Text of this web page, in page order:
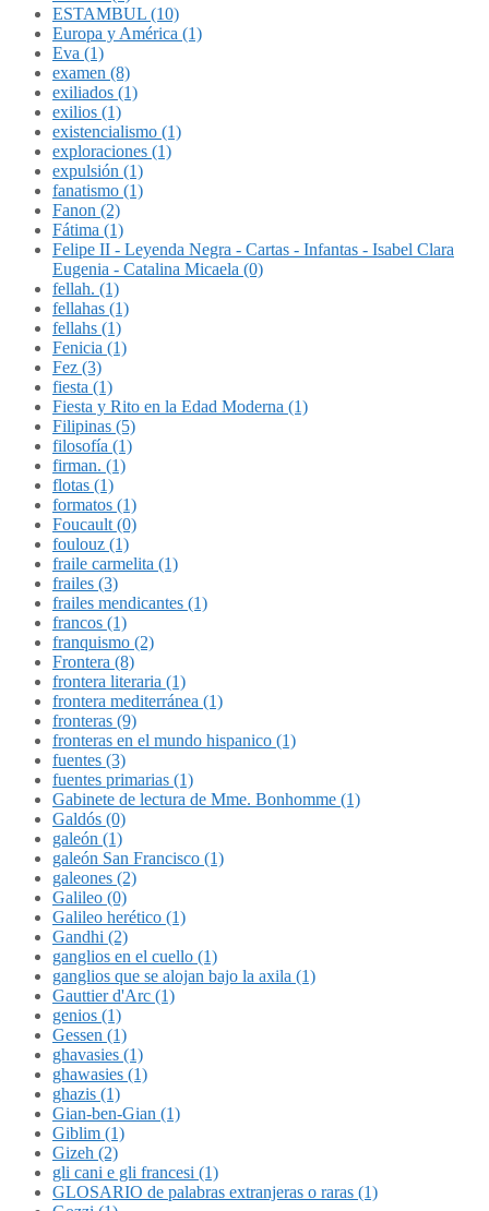
ESTAMBUL (10)
Europa y América (1)
Eva (1)
examen (8)
exiliados (1)
exilios (1)
existencialismo (1)
exploraciones (1)
expulsión (1)
fanatismo (1)
Fanon (2)
Fátima (1)
Felipe II - Leyenda Negra - Cartas - Infantas - Isabel Clara
Eugenia - Catalina Micaela (0)
fellah. (1)
fellahas (1)
fellahs (1)
Fenicia (1)
Fez (3)
fiesta (1)
Fiesta y Rito en la Edad Moderna (1)
Filipinas (5)
filosofía (1)
firman. (1)
flotas (1)
formatos (1)
Foucault (0)
foulouz (1)
fraile carmelita (1)
frailes (3)
frailes mendicantes (1)
francos (1)
franquismo (2)
Frontera (8)
frontera literaria (1)
frontera mediterránea (1)
fronteras (9)
fronteras en el mundo hispanico (1)
fuentes (3)
fuentes primarias (1)
Gabinete de lectura de Mme. Bonhomme (1)
Galdós (0)
galeón (1)
galeón San Francisco (1)
galeones (2)
Galileo (0)
Galileo herético (1)
Gandhi (2)
ganglios en el cuello (1)
ganglios que se alojan bajo la axila (1)
Gauttier d'Arc (1)
genios (1)
Gessen (1)
ghavasies (1)
ghawasies (1)
ghazis (1)
Gian-ben-Gian (1)
Giblim (1)
Gizeh (2)
gli cani e gli francesi (1)
GLOSARIO de palabras extranjeras o raras (1)